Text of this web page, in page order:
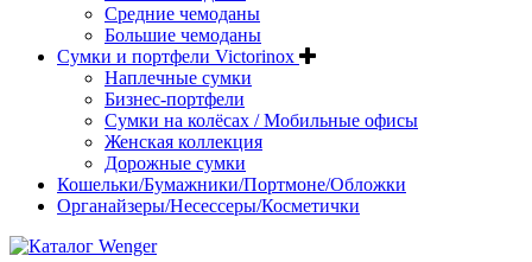
Средние чемоданы
Большие чемоданы
Сумки и портфели Victorinox
Наплечные сумки
Бизнес-портфели
Сумки на колёсах / Мобильные офисы
Женская коллекция
Дорожные сумки
Кошельки/Бумажники/Портмоне/Обложки
Органайзеры/Несессеры/Косметички